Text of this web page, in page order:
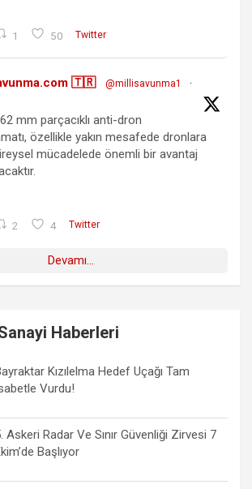
1 50 Twitter
🇹🇷 @millisavunma1
·
mm parçacıklı anti-dron
özellikle yakın mesafede dronlara
mücadelede önemli bir avantaj
2 4 Twitter
Devamı...
Haberleri
Kızılelma Hedef Uçağı Tam
Vurdu!
Askeri Radar Ve Sınır Güvenliği Zirvesi 7
Başlıyor